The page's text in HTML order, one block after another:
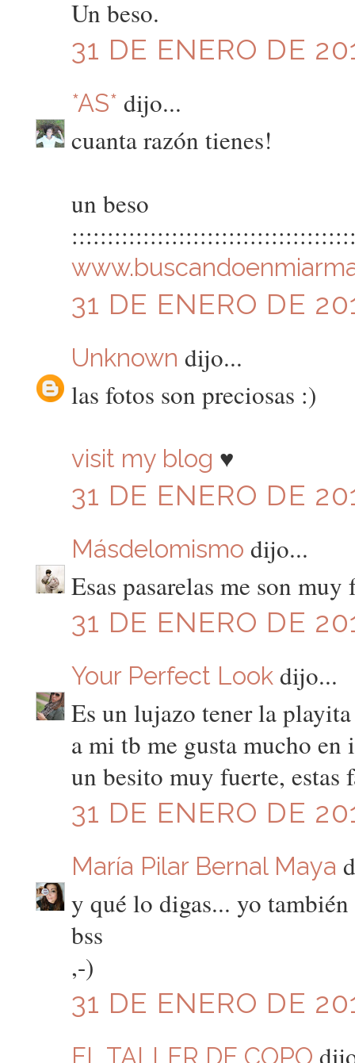
Un beso.
31 DE ENERO DE
*AS* dijo...
cuanta razón tienes!
un beso
31 DE ENERO DE
Unknown dijo...
las fotos son preciosas :)
visit my blog ♥
31 DE ENERO DE
Másdelomismo dijo...
Esas pasarelas me son
31 DE ENERO DE
Your Perfect Lookdijo...
Es un lujazo tener la
a mi tb me gusta mucho
un besito muy fuerte, estas
31 DE ENERO DE
María Pilar Bernal Maya
y qué lo digas... yo
bss
,-)
31 DE ENERO DE
EL TALLER DE COPO